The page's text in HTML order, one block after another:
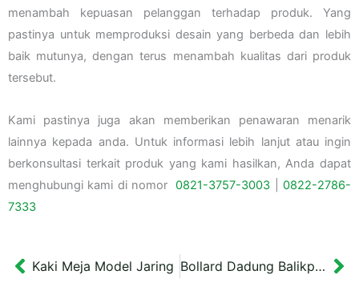
menambah kepuasan pelanggan terhadap produk. Yang
pastinya untuk memproduksi desain yang berbeda dan lebih
baik mutunya, dengan terus menambah kualitas dari produk
tersebut.
Kami pastinya juga akan memberikan penawaran menarik
lainnya kepada anda. Untuk informasi lebih lanjut atau ingin
berkonsultasi terkait produk yang kami hasilkan, Anda dapat
menghubungi kami di nomor0821-3757-3003 |0822-2786-
7333
Prev
Kaki Meja Model Jaring Bollard Dadung Balikpapan